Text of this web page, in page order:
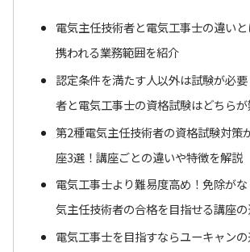
電気主任技術者と電気工事士の違い
携われる業務範囲を紹介
認定条件を満たす人以外は試験が必
者と電気工事士の資格試験はどちら
第2種電気主任技術者の資格試験対策
座3選！講座ごとの違いや特徴を解説
電気工事士より難易度高め！免除が
気主任技術者の合格を目指せる講座
電気工事士を目指すならユーキャン